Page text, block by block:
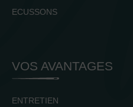
ECUSSONS
VOS AVANTAGES
ENTRETIEN